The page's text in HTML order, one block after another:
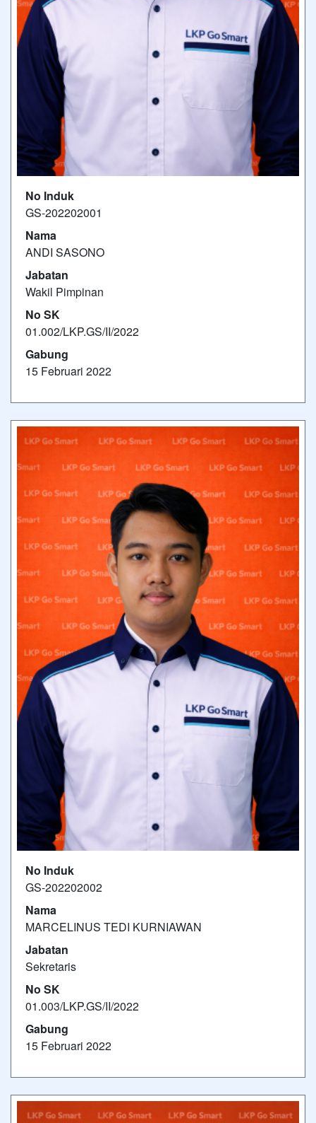
No Induk
GS-202202001
Nama
ANDI SASONO
Jabatan
Wakil Pimpinan
No SK
01.002/LKP.GS/II/2022
Gabung
15 Februari 2022
No Induk
GS-202202002
Nama
MARCELINUS TEDI KURNIAWAN
Jabatan
Sekretaris
No SK
01.003/LKP.GS/II/2022
Gabung
15 Februari 2022